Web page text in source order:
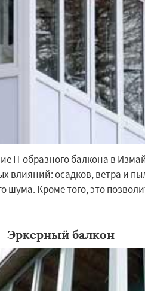
П-образного балкона в
влияний: осадков, ветра и
шума. Кроме того, это
Эркерный балкон